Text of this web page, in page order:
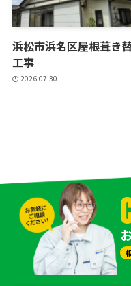
浜松市浜名区屋根葺き
工事
2026.07.30